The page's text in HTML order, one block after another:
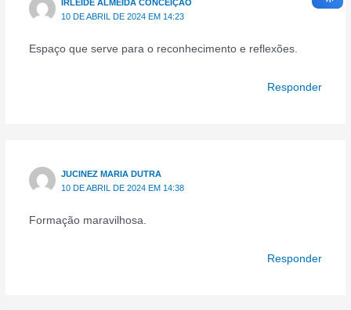
IRLEIDE ALMEIDA CONCEIÇÃO
10 DE ABRIL DE 2024 EM 14:23
Espaço que serve para o reconhecimento e reflexões.
Responder
JUCINEZ MARIA DUTRA
10 DE ABRIL DE 2024 EM 14:38
Formação maravilhosa.
Responder